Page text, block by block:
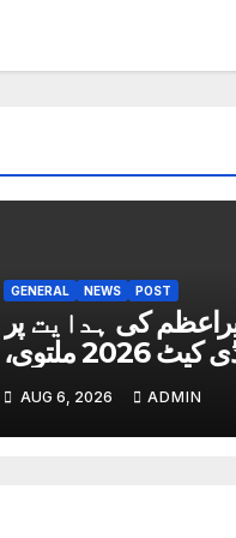
GENERAL NEWS POST
کی ہدایت پر
ایم ڈی کیٹ 2026 ملتوی،
ٹیسٹ کب ہوگا؟
تاریخ سامنے آگئی
AUG 6, 2026 ADMIN